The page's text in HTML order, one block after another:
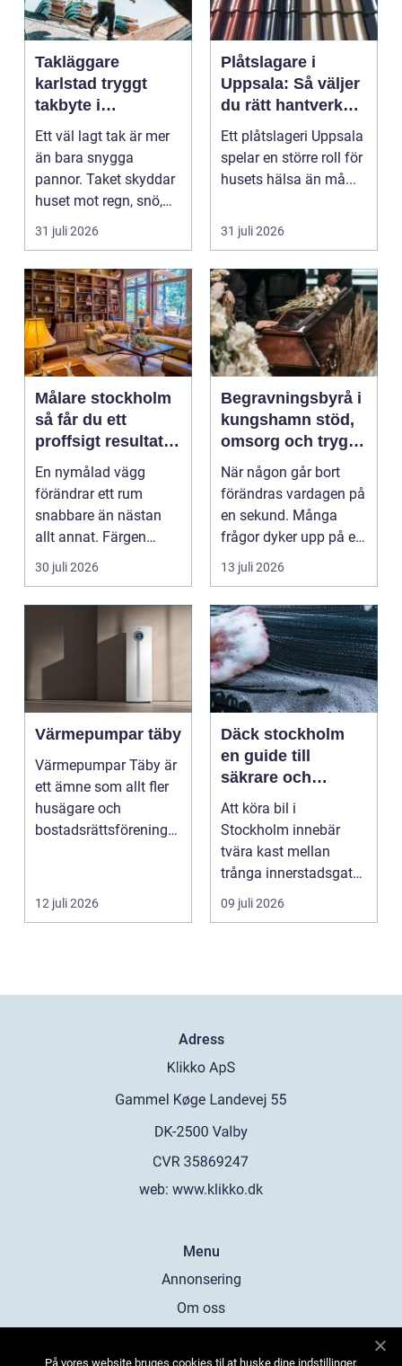
Takläggare
karlstad tryggt
takbyte i
värmländskt klimat
Ett väl lagt tak är mer
än bara snygga
pannor. Taket skyddar
huset mot regn, snö,
blåst och stark vå...
31 juli 2026
Plåtslagare i
Uppsala: Så väljer
du rätt hantverkare
för tak och fasad
Ett plåtslageri Uppsala
spelar en större roll för
husets hälsa än må...
31 juli 2026
Målare stockholm
så får du ett
proffsigt resultat
hemma
En nymålad vägg
förändrar ett rum
snabbare än nästan
allt annat. Färgen
påverkar hur vi
30 juli 2026
Begravningsbyrå i
kungshamn stöd,
omsorg och trygg
vägledning
När någon går bort
förändras vardagen på
en sekund. Många
frågor dyker upp på en
gång: Vad händer nu...
13 juli 2026
Värmepumpar täby
Värmepumpar Täby är
ett ämne som allt fler
husägare och
bostadsrättsföreningar
12 juli 2026
Däck stockholm
en guide till
säkrare och
smartare däckval i
storstan
Att köra bil i
Stockholm innebär
tvära kast mellan
trånga innerstadsgator,
motorvägspendling
09 juli 2026
Adress
web: www.klikko.dk
Menu
Annonsering
Om oss
På vores website bruges cookies til at huske dine indstillinger,